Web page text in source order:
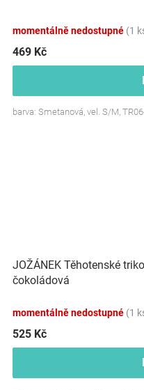
momentálně nedostupné (1
469 Kč
barva: Smetanová, vel. S/M,
JOŽÁNEK Těhotenské
čokoládová
momentálně nedostupné (1
525 Kč